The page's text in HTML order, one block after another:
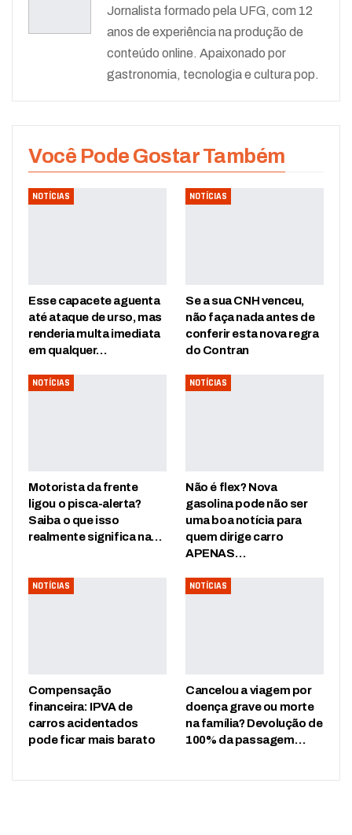
Jornalista formado pela UFG, com 12
anos de experiência na produção de
conteúdo online. Apaixonado por
gastronomia, tecnologia e cultura pop.
Você Pode Gostar Também
NOTÍCIAS
Esse capacete aguenta
até ataque de urso, mas
renderia multa imediata
em qualquer…
NOTÍCIAS
Se a sua CNH venceu,
não faça nada antes de
conferir esta nova regra
do Contran
NOTÍCIAS
Motorista da frente
ligou o pisca-alerta?
Saiba o que isso
realmente significa na…
NOTÍCIAS
Não é flex? Nova
gasolina pode não ser
uma boa notícia para
quem dirige carro
APENAS…
NOTÍCIAS
Compensação
financeira: IPVA de
carros acidentados
pode ficar mais barato
NOTÍCIAS
Cancelou a viagem por
doença grave ou morte
na família? Devolução de
100% da passagem…